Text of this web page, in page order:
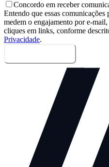
Concordo em receber
Entendo que essas
medem o engajamento por e-
cliques em links, conforme
Privacidade.